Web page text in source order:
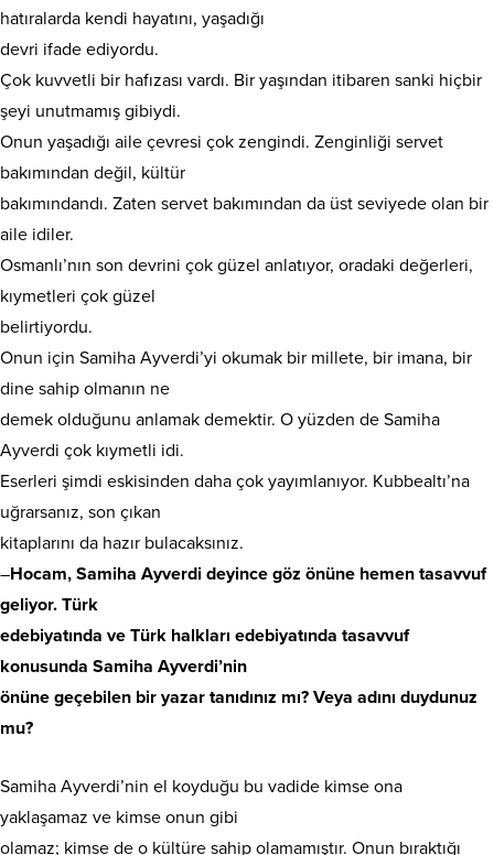
hatıralarda kendi hayatını, yaşadığı
devri ifade ediyordu.
Çok kuvvetli bir hafızası vardı. Bir yaşından itibaren sanki hiçbir
şeyi unutmamış gibiydi.
Onun yaşadığı aile çevresi çok zengindi. Zenginliği servet
bakımından değil, kültür
bakımındandı. Zaten servet bakımından da üst seviyede olan bir
aile idiler.
Osmanlı’nın son devrini çok güzel anlatıyor, oradaki değerleri,
kıymetleri çok güzel
belirtiyordu.
Onun için Samiha Ayverdi’yi okumak bir millete, bir imana, bir
dine sahip olmanın ne
demek olduğunu anlamak demektir. O yüzden de Samiha
Ayverdi çok kıymetli idi.
Eserleri şimdi eskisinden daha çok yayımlanıyor. Kubbealtı’na
uğrarsanız, son çıkan
kitaplarını da hazır bulacaksınız.
–Hocam, Samiha Ayverdi deyince göz önüne hemen tasavvuf
geliyor. Türk
edebiyatında ve Türk halkları edebiyatında tasavvuf
konusunda Samiha Ayverdi’nin
önüne geçebilen bir yazar tanıdınız mı? Veya adını duydunuz
mu?
Samiha Ayverdi’nin el koyduğu bu vadide kimse ona
yaklaşamaz ve kimse onun gibi
olamaz; kimse de o kültüre sahip olamamıştır. Onun bıraktığı